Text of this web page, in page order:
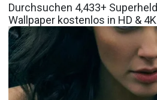
Durchsuchen 4,433+
Wallpaper kostenlos in HD &